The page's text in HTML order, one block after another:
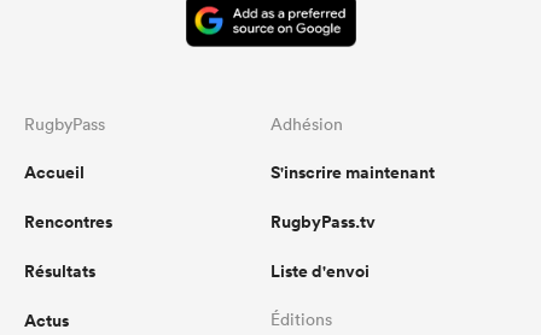
RugbyPass
Accueil
Rencontres
Résultats
Actus
Adhésion
S'inscrire maintenant
RugbyPass.tv
Liste d'envoi
Éditions